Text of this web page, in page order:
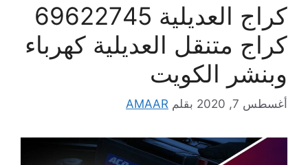
كراج العديلية 69622745
كراج متنقل العديلية كهرباء
وبنشر الكويت
أغسطس 7, 2020 بقلم AMAAR